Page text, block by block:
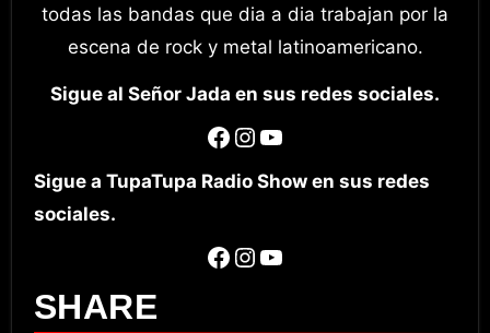
todas las bandas que dia a dia trabajan por la
escena de rock y metal latinoamericano.
Sigue al Señor Jada en sus redes sociales.
Facebook Instagram YouTube
Sigue a TupaTupa Radio Show en sus redes
sociales.
Facebook Instagram YouTube
SHARE